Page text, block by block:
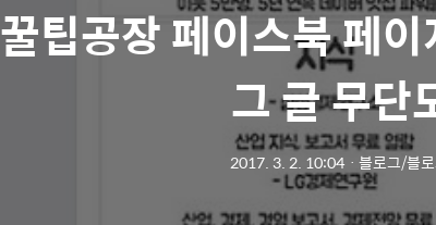
꿀팁공장 페이스북 페
그 글 무단
2017. 3. 2. 10:04ㆍ 블로그/블